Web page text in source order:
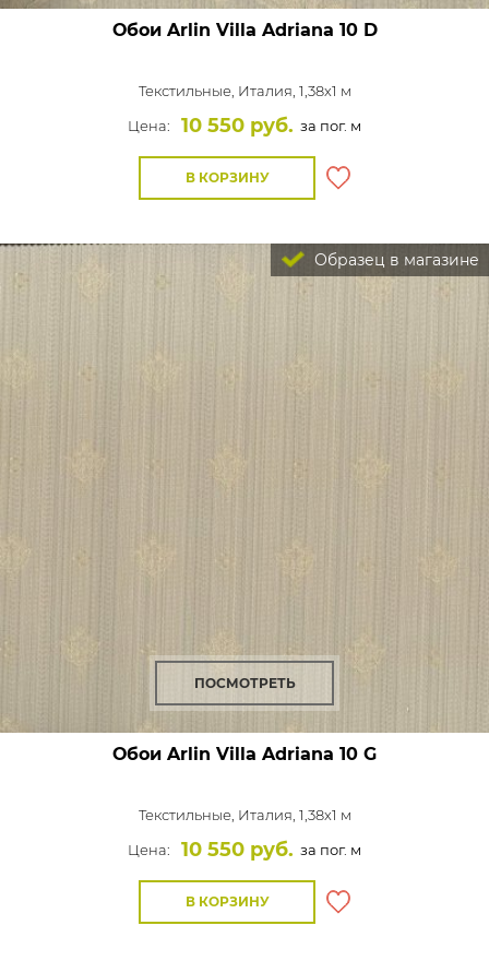
Обои Arlin Villa Adriana 10 D
Текстильные, Италия, 1,38x1 м
Цена:
10 550 руб. за пог. м
В КОРЗИНУ
Образец в магазине
ПОСМОТРЕТЬ
Обои Arlin Villa Adriana 10 G
Текстильные, Италия, 1,38x1 м
Цена:
10 550 руб. за пог. м
В КОРЗИНУ